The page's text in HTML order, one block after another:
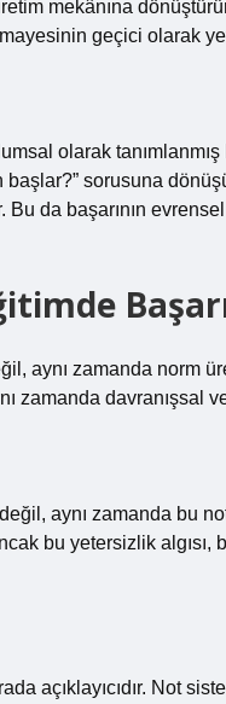
mekânına
geçici olarak
olarak
sorusuna
da başarının
Başarı
aynı zamanda norm
zamanda davranışsal
aynı zamanda bu
bu yetersizlik
açıklayıcıdır. Not